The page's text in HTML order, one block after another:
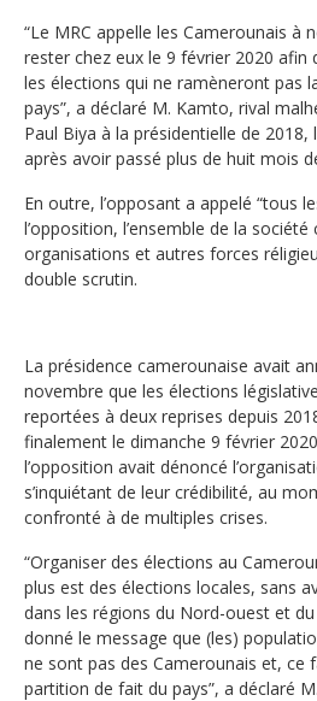
“Le MRC appelle les Camerounais à
rester chez eux le 9 février 2020 afin
les élections qui ne ramèneront pas
pays”, a déclaré M. Kamto, rival
Paul Biya à la présidentielle de
après avoir passé plus de huit mois
En outre, l’opposant a appelé “tous
l’opposition, l’ensemble de la société
organisations et autres forces
double scrutin.
La présidence camerounaise avait
novembre que les élections
reportées à deux reprises depuis
finalement le dimanche 9 février
l’opposition avait dénoncé
s’inquiétant de leur crédibilité, au
confronté à de multiples crises.
“Organiser des élections au
plus est des élections locales, sans
dans les régions du Nord-ouest et
donné le message que (les)
ne sont pas des Camerounais et, ce
partition de fait du pays”, a déclaré